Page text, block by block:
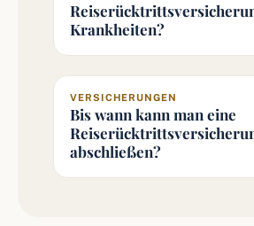
Krankheiten?
VERSICHERUNGEN
Bis wann kann man eine
abschließen?